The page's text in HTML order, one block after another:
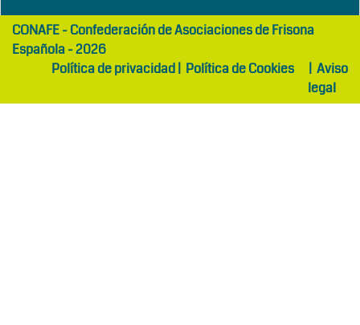
girls
abaya
maltepe
otelCONAFE - Confederación de Asociaciones de Frisona
Española - 2026
Política de privacidad| Política de Cookies | Aviso
legal